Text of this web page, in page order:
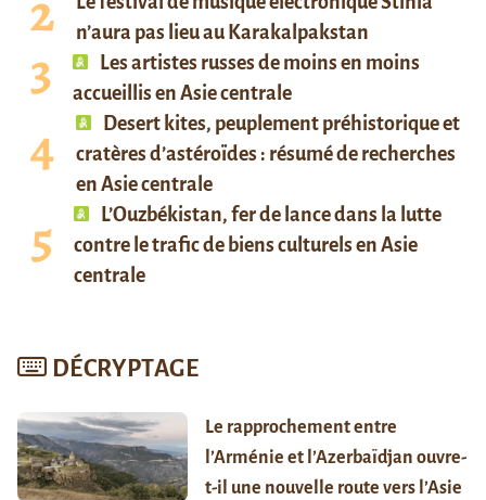
n’aura pas lieu au Karakalpakstan
Les artistes russes de moins en moins
accueillis en Asie centrale
Desert kites, peuplement préhistorique et
cratères d’astéroïdes : résumé de recherches
en Asie centrale
L’Ouzbékistan, fer de lance dans la lutte
contre le trafic de biens culturels en Asie
centrale
DÉCRYPTAGE
Le rapprochement entre
l’Arménie et l’Azerbaïdjan ouvre-
t-il une nouvelle route vers l’Asie